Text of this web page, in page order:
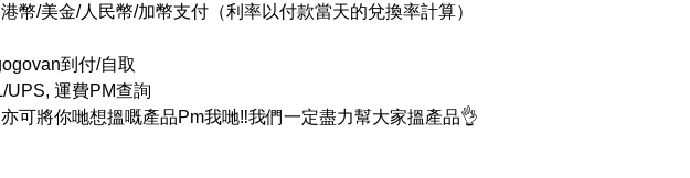
幣/美金/人民幣/加幣支付（利率以付款當天的兌換率計算）
到付/自取
UPS, 運費PM查詢
可將你哋想搵嘅產品Pm我哋‼我們一定盡力幫大家搵產品👌